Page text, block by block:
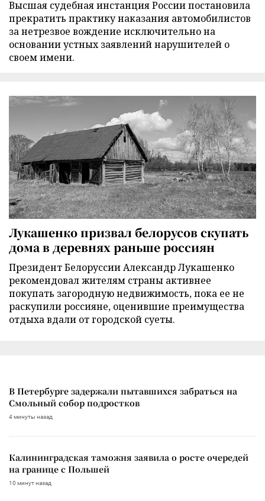
Высшая судебная инстанция России постановила
прекратить практику наказания автомобилистов
за нетрезвое вождение исключительно на
основании устных заявлений нарушителей о
своем имени.
Лукашенко призвал белорусов скупать
дома в деревнях раньше россиян
Президент Белоруссии Александр Лукашенко
рекомендовал жителям страны активнее
покупать загородную недвижимость, пока ее не
раскупили россияне, оценившие преимущества
отдыха вдали от городской суеты.
В Петербурге задержали пытавшихся забраться на
Смольный собор подростков
4 минуты назад
Калининградская таможня заявила о росте очередей
на границе с Польшей
10 минут назад